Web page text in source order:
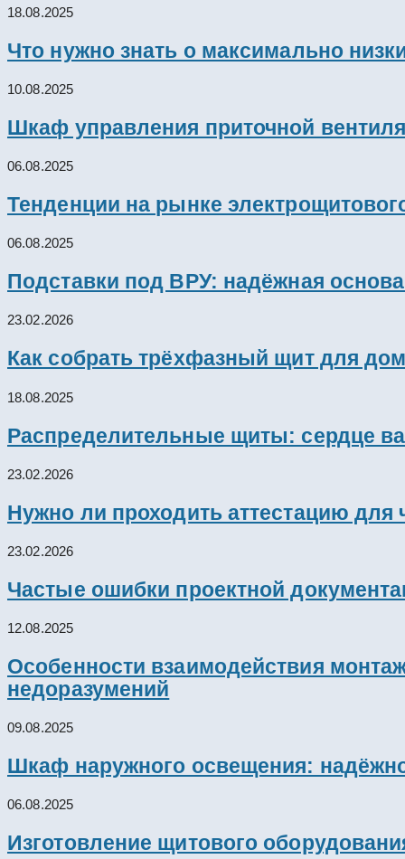
18.08.2025
Что нужно знать о максимально
10.08.2025
Шкаф управления приточной
06.08.2025
Тенденции на рынке
06.08.2025
Подставки под ВРУ: надёжная
23.02.2026
Как собрать трёхфазный щит для
18.08.2025
Распределительные щиты: сердце
23.02.2026
Нужно ли проходить аттестацию для
23.02.2026
Частые ошибки проектной
12.08.2025
Особенности взаимодействия
недоразумений
09.08.2025
Шкаф наружного освещения:
06.08.2025
Изготовление щитового